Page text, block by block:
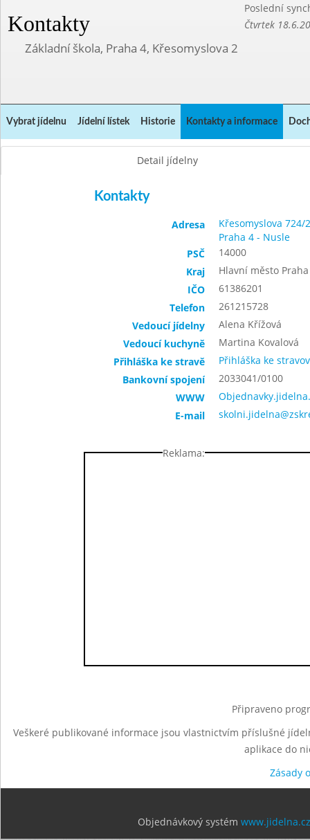
Kontakty
Poslední
Čtvrtek
Základní škola, Praha 4, Křesomyslova 2
Vybrat jídelnu Jídelní lístek Historie Kontakty a informace
Detail jídelny
Kontakty
Adresa
Křesomyslova 724/2
Praha 4 - Nusle
PSČ
14000
Kraj
Hlavní město Praha
IČO
61386201
Telefon
261215728
Vedoucí jídelny
Alena Křížová
Vedoucí kuchyně
Martina Kovalová
Přihláška ke stravě
Přihláška ke
Bankovní spojení
2033041/0100
WWW
E-mail
Reklama:
Připraveno
Veškeré publikované informace jsou vlastnictvím příslušné
aplikace do
Zásady
Objednávkový systém www.jidelna.cz